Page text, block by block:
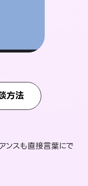
方法
ンスも直接言葉にで